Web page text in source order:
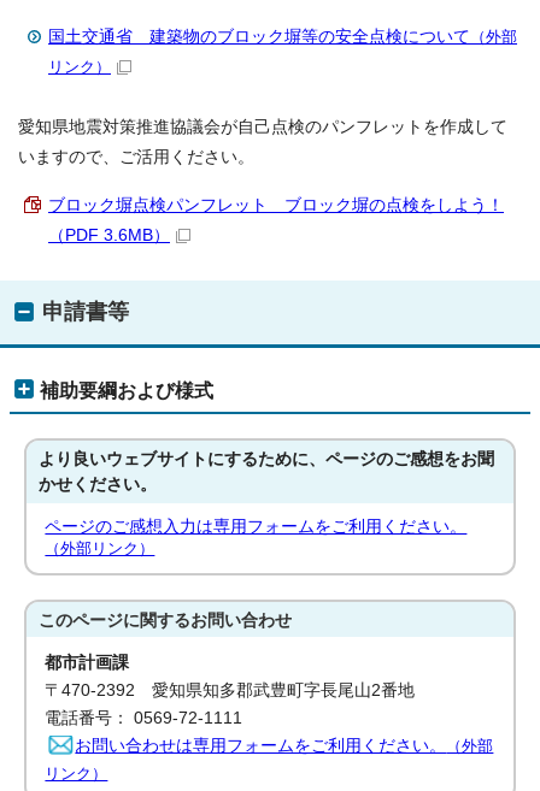
国土交通省 建築物のブロック塀等の安全点検について （外部
リンク）
愛知県地震対策推進協議会が自己点検のパンフレットを作成して
いますので、ご活用ください。
ブロック塀点検パンフレット ブロック塀の点検をしよう！
（PDF 3.6MB）
申請書等
補助要綱および様式
より良いウェブサイトにするために、ページのご感想をお聞
かせください。
ページのご感想入力は専用フォームをご利用ください。
（外部リンク）
このページに関するお問い合わせ
都市計画課
〒470-2392 愛知県知多郡武豊町字長尾山2番地
電話番号： 0569-72-1111
お問い合わせは専用フォームをご利用ください。
（外部
リンク）